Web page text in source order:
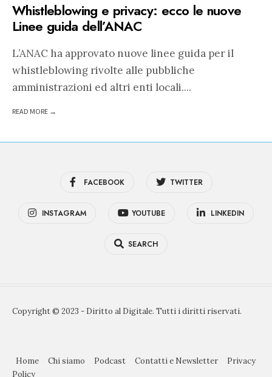
Whistleblowing e privacy: ecco le nuove
Linee guida dell’ANAC
L’ANAC ha approvato nuove linee guida per il
whistleblowing rivolte alle pubbliche
amministrazioni ed altri enti locali....
READ MORE →
FACEBOOK TWITTER
INSTAGRAM YOUTUBE LINKEDIN
SEARCH
Copyright © 2023 - Diritto al Digitale. Tutti i diritti riservati.
Home Chi siamo Podcast Contatti e Newsletter
Privacy
Policy